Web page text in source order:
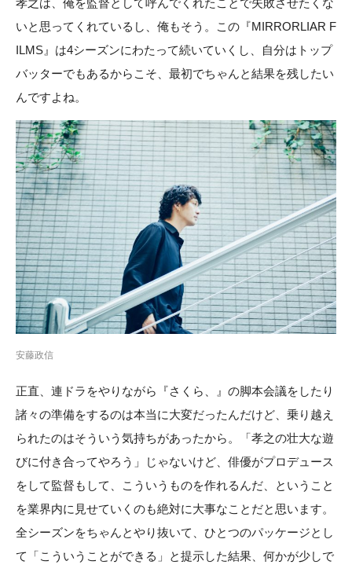
いと思ってくれているし、俺もそう。この『MIRRORLIAR F
ILMS』は4シーズンにわたって続いていくし、自分はトップ
バッターでもあるからこそ、最初でちゃんと結果を残したい
んですよね。
安藤政信
正直、連ドラをやりながら『さくら、』の脚本会議をしたり
諸々の準備をするのは本当に大変だったんだけど、乗り越え
られたのはそういう気持ちがあったから。「孝之の壮大な遊
びに付き合ってやろう」じゃないけど、俳優がプロデュース
をして監督もして、こういうものを作れるんだ、ということ
を業界内に見せていくのも絶対に大事なことだと思います。
全シーズンをちゃんとやり抜いて、ひとつのパッケージとし
て「こういうことができる」と提示した結果、何かが少しで